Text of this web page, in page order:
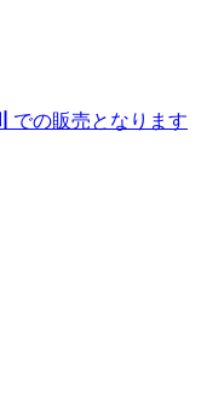
での販売となります